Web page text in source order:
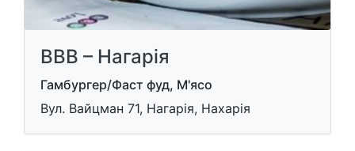
ВВВ – Нагарiя
Гамбургер/Фаст фуд, М'ясо
Вул. Вайцман 71, Нагарія, Нахарія